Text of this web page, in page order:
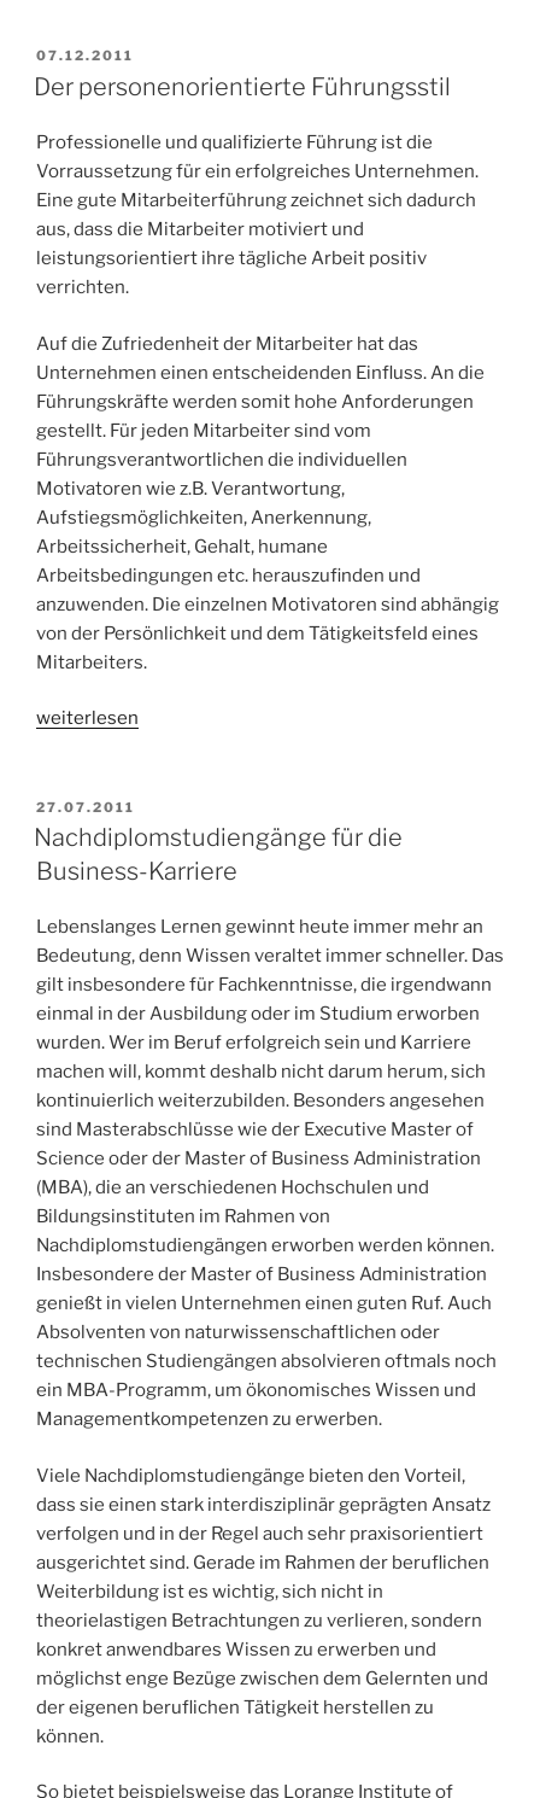
erste
Schritt
die
Selbstständigkeit“
VERÖFFENTLICHT
AM
07.12.2011
Der personenorientierte Führungsstil
Professionelle und qualifizierte Führung ist die
Vorraussetzung für ein erfolgreiches Unternehmen.
Eine gute Mitarbeiterführung zeichnet sich dadurch
aus, dass die Mitarbeiter motiviert und
leistungsorientiert ihre tägliche Arbeit positiv
verrichten.
Auf die Zufriedenheit der Mitarbeiter hat das
Unternehmen einen entscheidenden Einfluss. An die
Führungskräfte werden somit hohe Anforderungen
gestellt. Für jeden Mitarbeiter sind vom
Führungsverantwortlichen die individuellen
Motivatoren wie z.B. Verantwortung,
Aufstiegsmöglichkeiten, Anerkennung,
Arbeitssicherheit, Gehalt, humane
Arbeitsbedingungen etc. herauszufinden und
anzuwenden. Die einzelnen Motivatoren sind abhängig
von der Persönlichkeit und dem Tätigkeitsfeld eines
Mitarbeiters.
„Der
weiterlesen
VERÖFFENTLICHT
AM
27.07.2011
Nachdiplomstudiengänge für die
Business-Karriere
Lebenslanges Lernen gewinnt heute immer mehr an
Bedeutung, denn Wissen veraltet immer schneller. Das
gilt insbesondere für Fachkenntnisse, die irgendwann
einmal in der Ausbildung oder im Studium erworben
wurden. Wer im Beruf erfolgreich sein und Karriere
machen will, kommt deshalb nicht darum herum, sich
kontinuierlich weiterzubilden. Besonders angesehen
sind Masterabschlüsse wie der Executive Master of
Science oder der Master of Business Administration
(MBA), die an verschiedenen Hochschulen und
Bildungsinstituten im Rahmen von
Nachdiplomstudiengängen erworben werden können.
Insbesondere der Master of Business Administration
genießt in vielen Unternehmen einen guten Ruf. Auch
Absolventen von naturwissenschaftlichen oder
technischen Studiengängen absolvieren oftmals noch
ein MBA-Programm, um ökonomisches Wissen und
Managementkompetenzen zu erwerben.
Viele Nachdiplomstudiengänge bieten den Vorteil,
dass sie einen stark interdisziplinär geprägten Ansatz
verfolgen und in der Regel auch sehr praxisorientiert
ausgerichtet sind. Gerade im Rahmen der beruflichen
Weiterbildung ist es wichtig, sich nicht in
theorielastigen Betrachtungen zu verlieren, sondern
konkret anwendbares Wissen zu erwerben und
möglichst enge Bezüge zwischen dem Gelernten und
der eigenen beruflichen Tätigkeit herstellen zu
können.
So bietet beispielsweise das Lorange Institute of